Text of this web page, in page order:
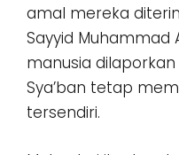
amal mereka
Sayyid Muhammad
manusia
Sya’ban tetap
tersendiri.